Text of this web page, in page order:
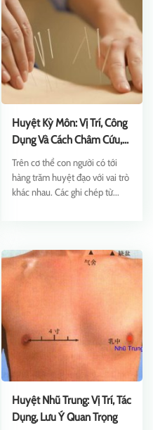
Huyệt Kỳ Môn: Vị Trí, Công
Dụng Và Cách Châm Cứu,
Bấm Huyệt
Trên cơ thể con người có tới
hàng trăm huyệt đạo với vai trò
khác nhau. Các ghi chép từ...
Huyệt Nhũ Trung: Vị Trí, Tác
Dụng, Lưu Ý Quan Trọng